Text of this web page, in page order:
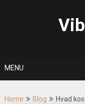
MENU
Home Blog Hvad